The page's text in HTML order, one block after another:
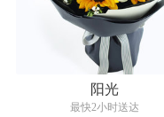
阳光
最快2小时送达